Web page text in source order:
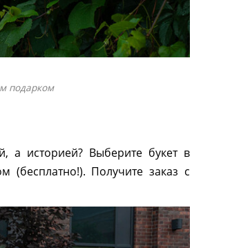
подарком
а историей? Выберите букет в
(бесплатно!). Получите заказ с